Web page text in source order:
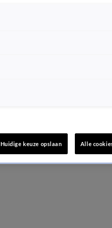
Huidige keuze opslaan Alle